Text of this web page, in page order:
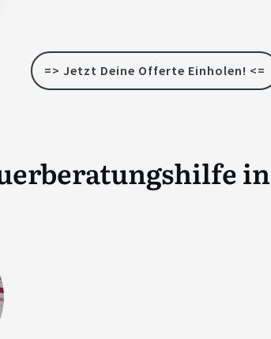
=> Jetzt Deine Offerte Einholen! <=
in